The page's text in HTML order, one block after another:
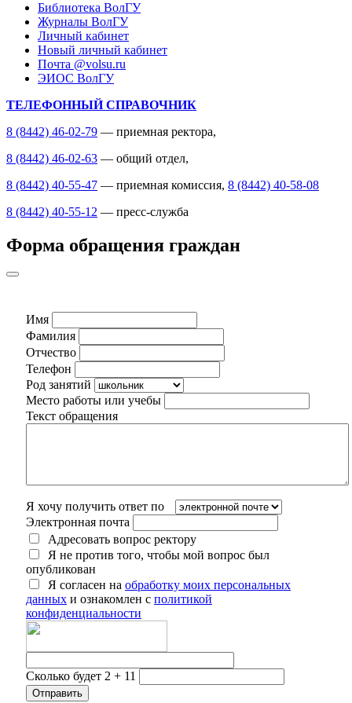
Библиотека ВолГУ
Журналы ВолГУ
Личный кабинет
Новый личный кабинет
Почта @volsu.ru
ЭИОС ВолГУ
ТЕЛЕФОННЫЙ СПРАВОЧНИК
8 (8442) 46-02-79 — приемная ректора,
8 (8442) 46-02-63 — общий отдел,
8 (8442) 40-55-47 — приемная комиссия, 8 (8442) 40-58-08
8 (8442) 40-55-12 — пресс-служба
Форма обращения граждан
Имя
Фамилия
Отчество
Телефон
Род занятий
Место работы или учебы
Текст обращения
Я хочу получить ответ по
Электронная почта
Адресовать вопрос ректору
Я не против того, чтобы мой вопрос был
опубликован
Я согласен на обработку моих персональных
данных и ознакомлен с политикой
конфиденциальности
Сколько будет 2 + 11